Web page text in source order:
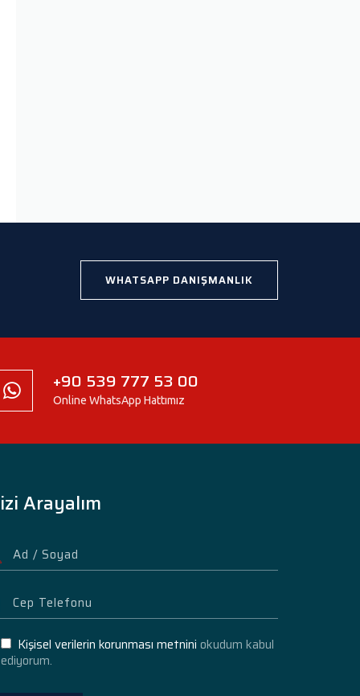
WHATSAPP DANIŞMANLIK
+90 539 777 53 00
Online WhatsApp Hattımız
Arayalım
Kişisel verilerin korunması metnini okudum kabul
ediyorum.